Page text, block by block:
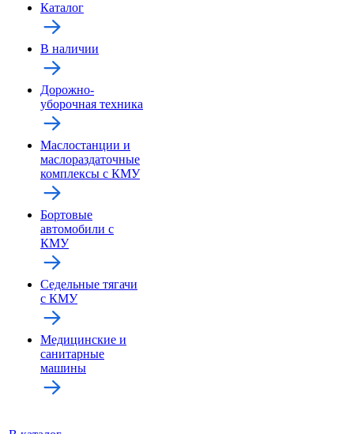
Каталог
В наличии
Дорожно-
уборочная техника
Маслостанции и
маслораздаточные
комплексы с КМУ
Бортовые
автомобили с
КМУ
Седельные тягачи
с КМУ
Медицинские и
санитарные
машины